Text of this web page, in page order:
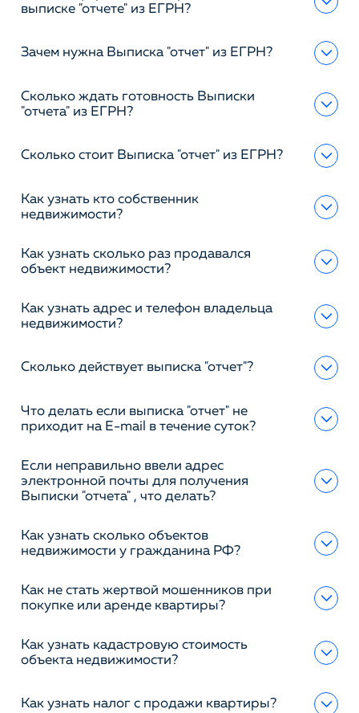
выписке "отчете" из ЕГРН?
Зачем нужна Выписка "отчет" из ЕГРН?
Сколько ждать готовность Выписки
"отчета" из ЕГРН?
Сколько стоит Выписка "отчет" из ЕГРН?
Как узнать кто собственник
недвижимости?
Как узнать сколько раз продавался
объект недвижимости?
Как узнать адрес и телефон владельца
недвижимости?
Сколько действует выписка "отчет"?
Что делать если выписка "отчет" не
приходит на E-mail в течение суток?
Если неправильно ввели адрес
электронной почты для получения
Выписки "отчета" , что делать?
Как узнать сколько объектов
недвижимости у гражданина РФ?
Как не стать жертвой мошенников при
покупке или аренде квартиры?
Как узнать кадастровую стоимость
объекта недвижимости?
Как узнать налог с продажи квартиры?